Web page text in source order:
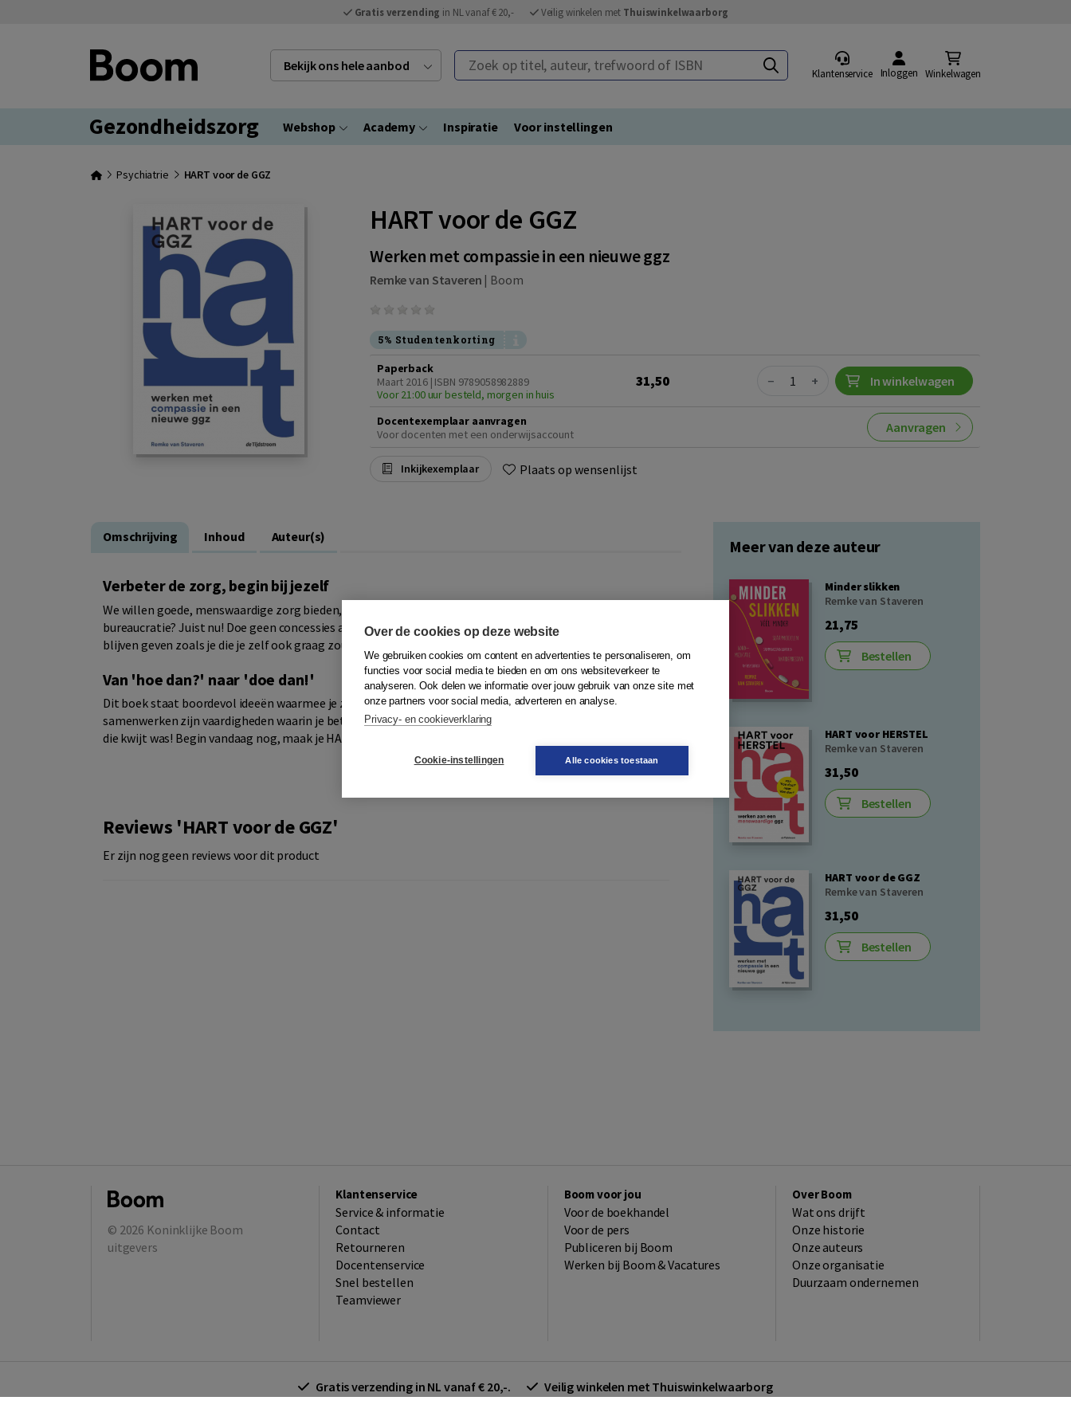
Gratis verzending in NL vanaf € 20,- Veilig winkelen met Thuiswinkelwaarborg
Bekijk ons hele aanbod Zoek op titel, auteur, trefwoord of ISBN
Klantenservice Inloggen Winkelwagen
Gezondheidszorg Webshop Academy Inspiratie Voor instellingen
Psychiatrie HART voor de GGZ
HART voor de GGZ
Werken met compassie in een nieuwe ggz
Remke van Staveren | Boom
5% Studentenkorting
Paperback
Maart 2016 | ISBN 9789058982889
Voor 21:00 uur besteld, morgen in huis
31,50 Quantity
− + In winkelwagen
Docentexemplaar aanvragen
Voor docenten met een onderwijsaccount
Aanvragen
Inkijkexemplaar Plaats op wensenlijst
Omschrijving Inhoud Auteur(s)
Verbeter de zorg, begin bij jezelf
We willen goede, menswaardige zorg bieden, met HART voor de GGZ. In deze tijd van bezuinigingen en
bureaucratie? Juist nu! Doe geen concessies aan de kwaliteit. Laat je inspireren om de zorg te geven en te
blijven geven zoals je die je zelf ook graag zou willen ontvangen.
Van 'hoe dan?' naar 'doe dan!'
Dit boek staat boordevol ideeën waarmee je zó aan de slag kunt. Compassie, nabijheid, luisteren en
samenwerken zijn vaardigheden waarin je beter kunt worden. Je kunt de passie in je werk hervinden als je
die kwijt was! Begin vandaag nog, maak je HART/D voor de GGZ.
Reviews 'HART voor de GGZ'
Er zijn nog geen reviews voor dit product
Meer van deze auteur
Minder slikken
Remke van Staveren
21,75
Bestellen
HART voor HERSTEL
Remke van Staveren
31,50
Bestellen
HART voor de GGZ
Remke van Staveren
31,50
Bestellen
© 2026 Koninklijke Boom
uitgevers
Klantenservice
Service & informatie
Contact
Retourneren
Docentenservice
Snel bestellen
Teamviewer
Boom voor jou
Voor de boekhandel
Voor de pers
Publiceren bij Boom
Werken bij Boom & Vacatures
Over Boom
Wat ons drijft
Onze historie
Onze auteurs
Onze organisatie
Duurzaam ondernemen
Gratis verzending in NL vanaf € 20,-. Veilig winkelen met Thuiswinkelwaarborg
Over de cookies op deze website
We gebruiken cookies om content en advertenties te personaliseren, om
functies voor social media te bieden en om ons websiteverkeer te
analyseren. Ook delen we informatie over jouw gebruik van onze site met
onze partners voor social media, adverteren en analyse.
Privacy- en cookieverklaring
Cookie-instellingen Alle cookies toestaan